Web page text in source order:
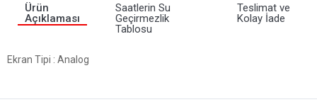
Ürün
Açıklaması
Saatlerin Su
Geçirmezlik
Tablosu
Teslimat ve
Kolay İade
Ekran Tipi : Analog